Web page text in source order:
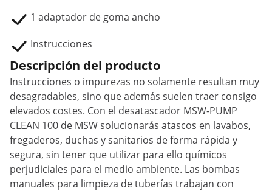
1 adaptador de goma ancho
Instrucciones
Descripción del producto
Instrucciones o impurezas no solamente resultan muy
desagradables, sino que además suelen traer consigo
elevados costes. Con el desatascador MSW-PUMP
CLEAN 100 de MSW solucionarás atascos en lavabos,
fregaderos, duchas y sanitarios de forma rápida y
segura, sin tener que utilizar para ello químicos
perjudiciales para el medio ambiente. Las bombas
manuales para limpieza de tuberías trabajan con